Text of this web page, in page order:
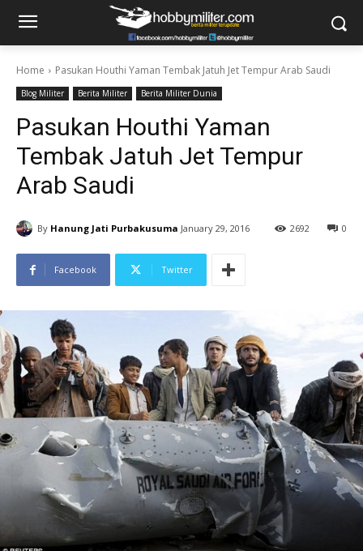
Home Pasukan Houthi Yaman Tembak Jatuh Jet Tempur Arab Saudi
Blog Militer Berita Militer Berita Militer Dunia
Pasukan Houthi Yaman
Tembak Jatuh Jet Tempur
Arab Saudi
By Hanung Jati Purbakusuma January 29, 2016 0
2692
Facebook Twitter